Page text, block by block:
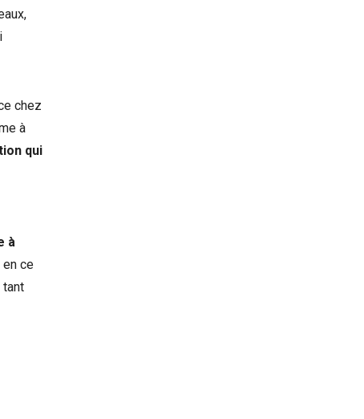
chez
à
qui
à
ce
tant